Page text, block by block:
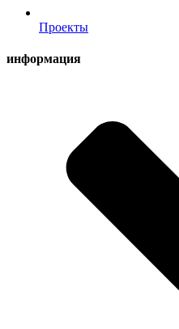
Проекты
информация